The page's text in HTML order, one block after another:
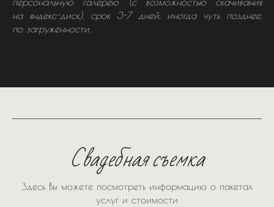
на яндекс-диск), срок 3-7 дней, иногда чуть позднее,
по загруженности.
Свадебная съемка
Здесь Вы можете посмотреть информацию о пакетах
услуг и стоимости